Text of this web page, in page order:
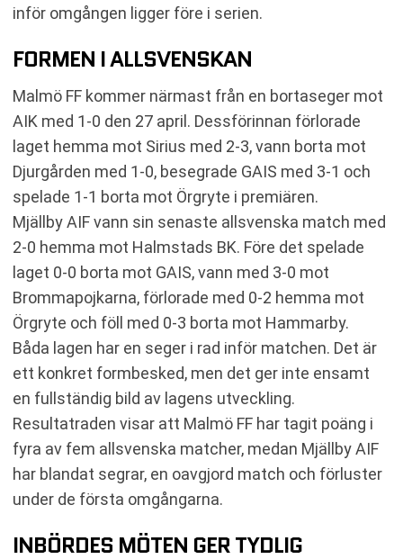
inför omgången ligger före i serien.
FORMEN I ALLSVENSKAN
Malmö FF kommer närmast från en bortaseger mot
AIK med 1-0 den 27 april. Dessförinnan förlorade
laget hemma mot Sirius med 2-3, vann borta mot
Djurgården med 1-0, besegrade GAIS med 3-1 och
spelade 1-1 borta mot Örgryte i premiären.
Mjällby AIF vann sin senaste allsvenska match med
2-0 hemma mot Halmstads BK. Före det spelade
laget 0-0 borta mot GAIS, vann med 3-0 mot
Brommapojkarna, förlorade med 0-2 hemma mot
Örgryte och föll med 0-3 borta mot Hammarby.
Båda lagen har en seger i rad inför matchen. Det är
ett konkret formbesked, men det ger inte ensamt
en fullständig bild av lagens utveckling.
Resultatraden visar att Malmö FF har tagit poäng i
fyra av fem allsvenska matcher, medan Mjällby AIF
har blandat segrar, en oavgjord match och förluster
under de första omgångarna.
INBÖRDES MÖTEN GER TYDLIG